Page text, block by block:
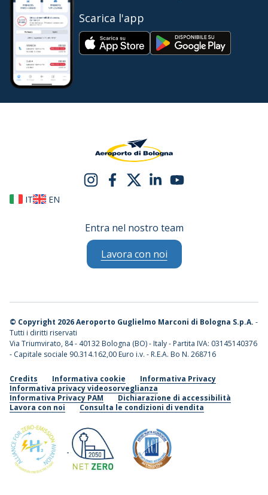
Scarica l'app
IT EN
Entra nel nostro team
Lavora con noi
© Copyright 2026 Aeroporto Guglielmo Marconi di Bologna S.p.A. -
Tutti i diritti riservati
Via Triumvirato, 84 - 40132 Bologna (BO) - Italy - Partita IVA: 03145140376
- Capitale sociale 90.314.162,00 Euro i.v. - R.E.A. Bo N. 268716
Credits Informativa cookie
Informativa Privacy
Informativa privacy videosorveglianza
Informativa Privacy PAM
Dichiarazione di accessibilità
Lavora con noi
Consulta le condizioni di vendita